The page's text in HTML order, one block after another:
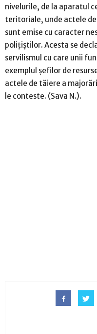
nivelurile, de la aparatul
teritoriale, unde actele
sunt emise cu caracter
polițiștilor. Acesta se
servilismul cu care unii
exemplul șefilor de
actele de tăiere a
le conteste. (Sava N.).